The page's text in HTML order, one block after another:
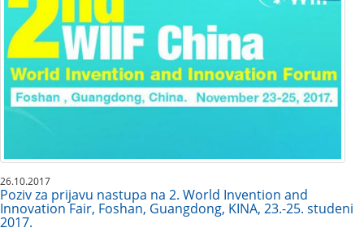
26.10.2017
Poziv za prijavu nastupa na 2. World Invention and
Innovation Fair, Foshan, Guangdong, KINA, 23.-25. studeni
2017.